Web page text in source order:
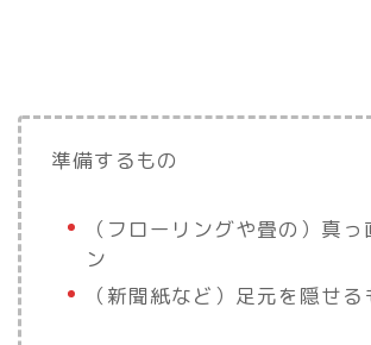
準備するもの
（フローリングや畳の）真
ン
（新聞紙など）足元を隠せる